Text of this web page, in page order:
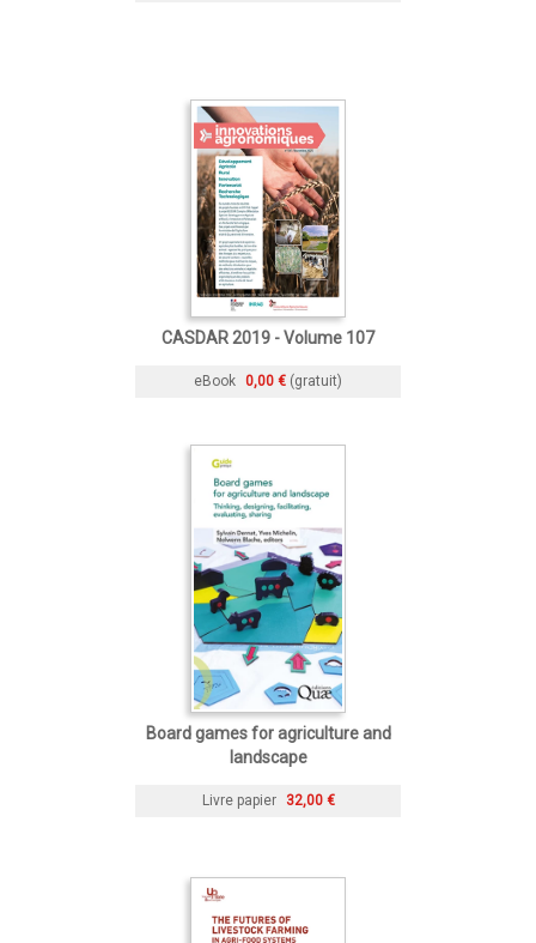
CASDAR 2019 - Volume 107
eBook 0,00 € (gratuit)
Board games for agriculture and
landscape
Livre papier 32,00 €